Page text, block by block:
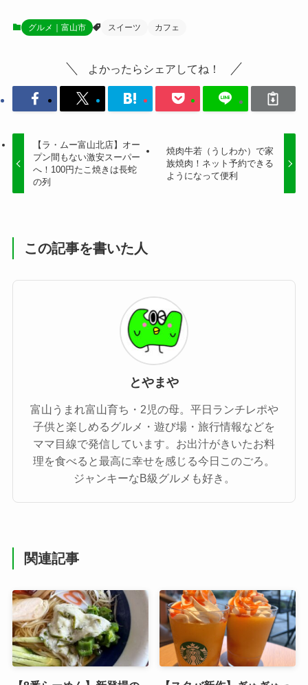
グルメ｜富山市 スイーツ カフェ
よかったらシェアしてね！
【ラ・ムー富山北店】オー
プン間もない激安スーパー
へ！100円たこ焼きは長蛇
の列
焼肉牛若（うしわか）で家
族焼肉！ネット予約できる
ようになって便利
この記事を書いた人
とやまや
富山うまれ富山育ち・2児の母。平日ランチレポや
子供と楽しめるグルメ・遊び場・旅行情報などを
ママ目線で発信しています。お出汁がきいたお料
理を食べると最高に幸せを感じる今日このごろ。
ジャンキーなB級グルメも好き。
関連記事